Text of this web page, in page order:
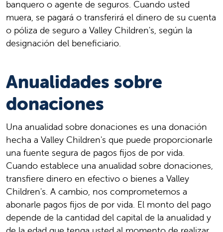
banquero o agente de seguros. Cuando usted
muera, se pagará o transferirá el dinero de su cuenta
o póliza de seguro a Valley Children's, según la
designación del beneficiario.
Anualidades sobre
donaciones
Una anualidad sobre donaciones es una donación
hecha a Valley Children's que puede proporcionarle
una fuente segura de pagos fijos de por vida.
Cuando establece una anualidad sobre donaciones,
transfiere dinero en efectivo o bienes a Valley
Children's. A cambio, nos comprometemos a
abonarle pagos fijos de por vida. El monto del pago
depende de la cantidad del capital de la anualidad y